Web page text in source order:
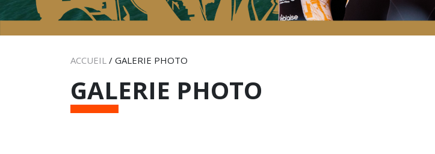
ACCUEIL / GALERIE PHOTO
GALERIE PHOTO